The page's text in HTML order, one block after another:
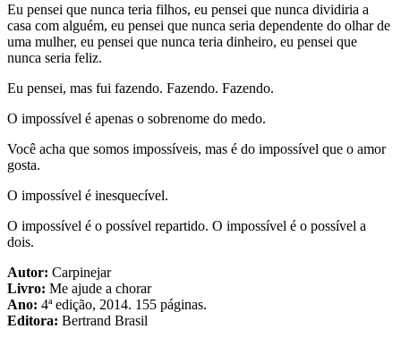
Eu pensei que nunca teria filhos, eu pensei que nunca dividiria a
casa com alguém, eu pensei que nunca seria dependente do olhar de
uma mulher, eu pensei que nunca teria dinheiro, eu pensei que
nunca seria feliz.
Eu pensei, mas fui fazendo. Fazendo. Fazendo.
O impossível é apenas o sobrenome do medo.
Você acha que somos impossíveis, mas é do impossível que o amor
gosta.
O impossível é inesquecível.
O impossível é o possível repartido. O impossível é o possível a
dois.
Autor: Carpinejar
Livro: Me ajude a chorar
Ano: 4ª edição, 2014. 155 páginas.
Editora: Bertrand Brasil